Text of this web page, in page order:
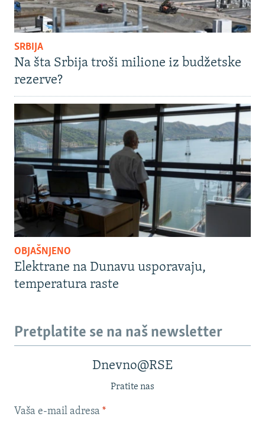
SRBIJA
Na šta Srbija troši milione iz budžetske
rezerve?
OBJAŠNJENO
Elektrane na Dunavu usporavaju,
temperatura raste
Pretplatite se na naš newsletter
Dnevno@RSE
Pratite nas
Vaša e-mail adresa *